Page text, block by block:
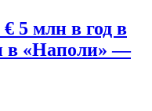
5 млн в год в
в «Наполи» —